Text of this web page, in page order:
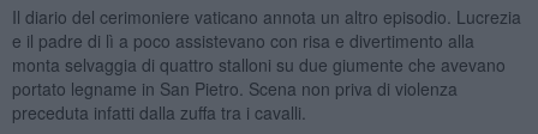
Il diario del cerimoniere vaticano annota un altro episodio. Lucrezia
e il padre di lì a poco assistevano con risa e divertimento alla
monta selvaggia di quattro stalloni su due giumente che avevano
portato legname in San Pietro. Scena non priva di violenza
preceduta infatti dalla zuffa tra i cavalli.